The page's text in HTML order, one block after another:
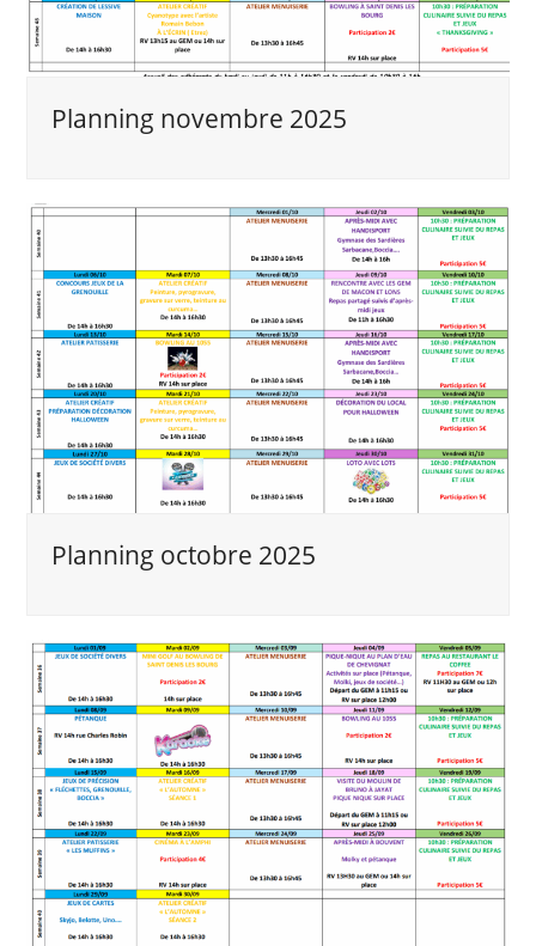
Planning novembre 2025
Planning octobre 2025